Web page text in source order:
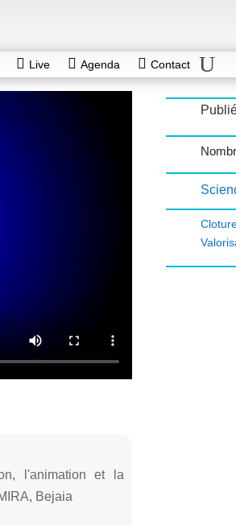
Live Agenda Contact
l'animation et la
Bejaia